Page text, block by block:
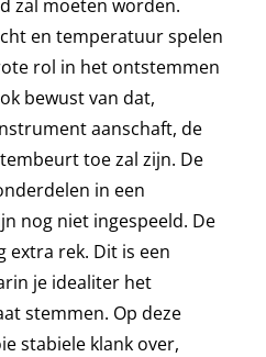
zal moeten worden.
en temperatuur spelen
rol in het ontstemmen
bewust van dat,
aanschaft, de
toe zal zijn. De
in een
nog niet ingespeeld. De
extra rek. Dit is een
je idealiter het
stemmen. Op deze
stabiele klank over,